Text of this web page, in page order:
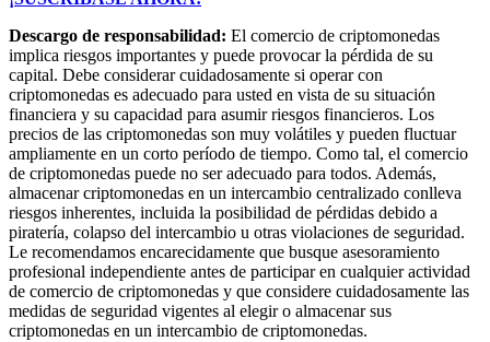
Descargo de responsabilidad: El comercio de criptomonedas
implica riesgos importantes y puede provocar la pérdida de su
capital. Debe considerar cuidadosamente si operar con
criptomonedas es adecuado para usted en vista de su situación
financiera y su capacidad para asumir riesgos financieros. Los
precios de las criptomonedas son muy volátiles y pueden fluctuar
ampliamente en un corto período de tiempo. Como tal, el comercio
de criptomonedas puede no ser adecuado para todos. Además,
almacenar criptomonedas en un intercambio centralizado conlleva
riesgos inherentes, incluida la posibilidad de pérdidas debido a
piratería, colapso del intercambio u otras violaciones de seguridad.
Le recomendamos encarecidamente que busque asesoramiento
profesional independiente antes de participar en cualquier actividad
de comercio de criptomonedas y que considere cuidadosamente las
medidas de seguridad vigentes al elegir o almacenar sus
criptomonedas en un intercambio de criptomonedas.